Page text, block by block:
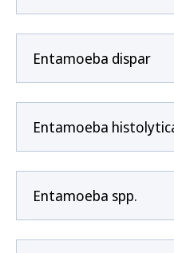
Entamoeba dispar
Entamoeba
Entamoeba spp.